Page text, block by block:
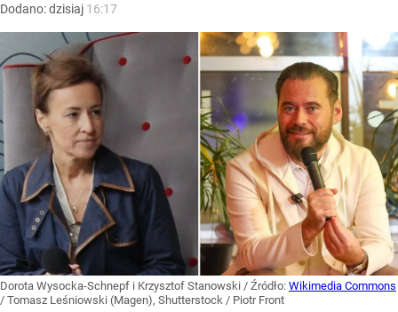
Dodano:dzisiaj 16:17
Dorota Wysocka-Schnepf i Krzysztof Stanowski / Źródło: Wikimedia Commons
/ Tomasz Leśniowski (Magen), Shutterstock / Piotr Front